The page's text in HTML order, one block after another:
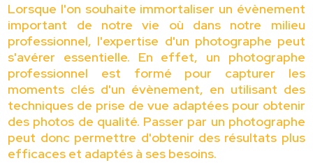
Lorsque l'on souhaite immortaliser un évènement
important de notre vie où dans notre milieu
professionnel, l'expertise d'un photographe peut
s'avérer essentielle. En effet, un photographe
professionnel est formé pour capturer les
moments clés d'un évènement, en utilisant des
techniques de prise de vue adaptées pour obtenir
des photos de qualité. Passer par un photographe
peut donc permettre d'obtenir des résultats plus
efficaces et adaptés à ses besoins.